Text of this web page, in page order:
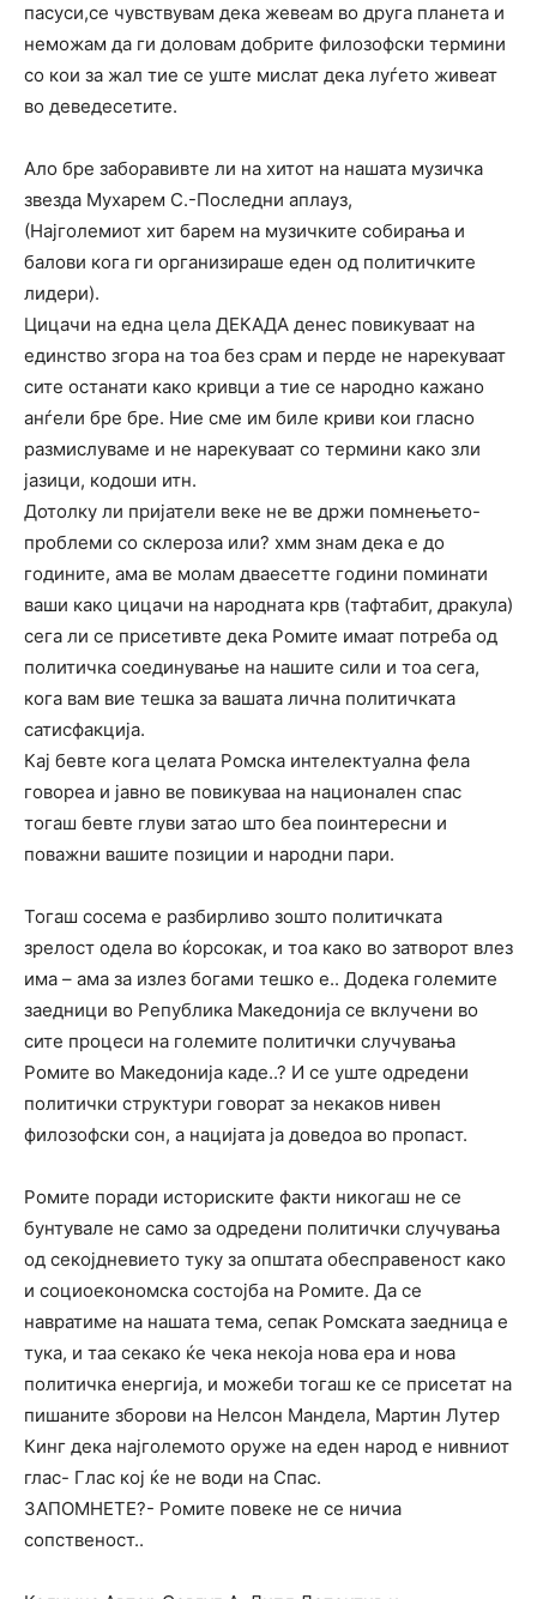
пасуси,се чувствувам дека жевеам во друга планета и
неможам да ги доловам добрите филозофски термини
со кои за жал тие се уште мислат дека луѓето живеат
во деведесетите.
Ало бре заборавивте ли на хитот на нашата музичка
звезда Мухарем С.-Последни аплауз,
(Најголемиот хит барем на музичките собирања и
балови кога ги организираше еден од политичките
лидери).
Цицачи на една цела ДЕКАДА денес повикуваат на
единство згора на тоа без срам и перде не нарекуваат
сите останати како кривци а тие се народно кажано
анѓели бре бре. Ние сме им биле криви кои гласно
размислуваме и не нарекуваат со термини како зли
јазици, кодоши итн.
Дотолку ли пријатели веке не ве држи помнењето-
проблеми со склероза или? хмм знам дека е до
годините, ама ве молам дваесетте години поминати
ваши како цицачи на народната крв (тафтабит, дракула)
сега ли се присетивте дека Ромите имаат потреба од
политичка соединување на нашите сили и тоа сега,
кога вам вие тешка за вашата лична политичката
сатисфакција.
Кај бевте кога целата Ромска интелектуална фела
говореа и јавно ве повикуваа на национален спас
тогаш бевте глуви затао што беа поинтересни и
поважни вашите позиции и народни пари.
Тогаш сосема е разбирливо зошто политичката
зрелост одела во ќорсокак, и тоа како во затворот влез
има – ама за излез богами тешко е.. Додека големите
заедници во Република Македонија се вклучени во
сите процеси на големите политички случувања
Ромите во Македонија каде..? И се уште одредени
политички структури говорат за некаков нивен
филозофски сон, а нацијата ја доведоа во пропаст.
Ромите поради историските факти никогаш не се
бунтувале не само за одредени политички случувања
од секојдневието туку за општата обесправеност како
и социоекономска состојба на Ромите. Да се
навратиме на нашата тема, сепак Ромската заедница е
тука, и таа секако ќе чека некоја нова ера и нова
политичка енергија, и можеби тогаш ке се присетат на
пишаните зборови на Нелсон Мандела, Мартин Лутер
Кинг дека најголемото оруже на еден народ е нивниот
глас- Глас кој ќе не води на Спас.
ЗАПОМНЕТЕ?- Ромите повеке не се ничиа
сопственост..